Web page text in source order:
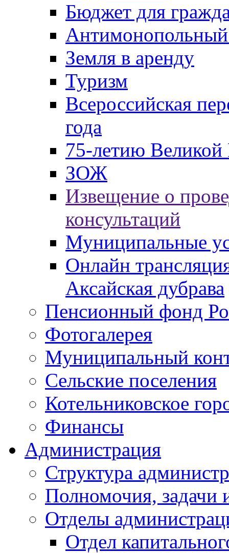
Бюджет для
Антимонопольный
Земля в аренду
Туризм
Всероссийская
года
75-летию
ЗОЖ
Извещение о
консультаций
Муниципальные
Онлайн
Аксайская дубрава
Пенсионный фонд
Фотогалерея
Муниципальный
Сельские поселения
Котельниковское
Финансы
Администрация
Структура
Полномочия, задачи
Отделы
Отдел